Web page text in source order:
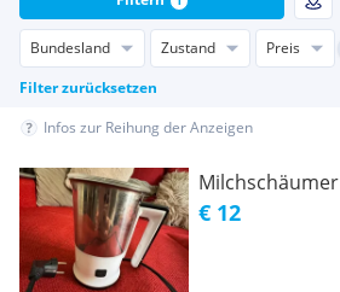
Bundesland Zustand Preis
Filter zurücksetzen
Infos zur Reihung der Anzeigen
Milchschäumer
€ 12